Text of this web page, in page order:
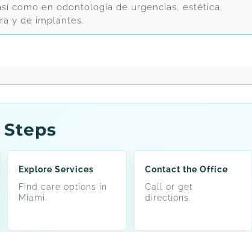
como en odontología de urgencias, estética,
y de implantes.
Explore Services
Find care options in
Miami.
Contact the Office
Call or get
directions.